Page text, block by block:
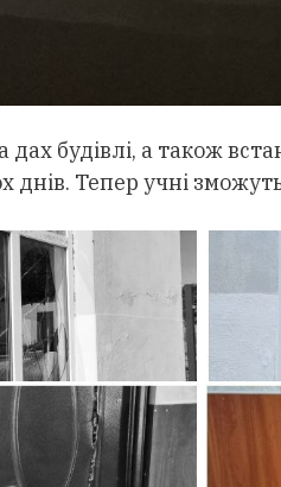
будівлі, а також
днів. Тепер учні